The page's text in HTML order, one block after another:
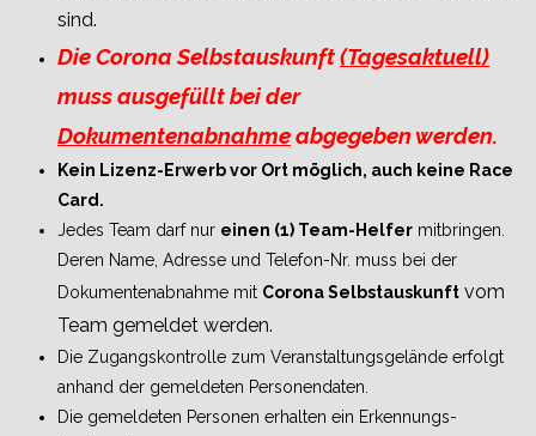
sind.
Die Corona Selbstauskunft(Tagesaktuell)
muss ausgefüllt bei der
Dokumentenabnahmeabgegeben werden.
Kein Lizenz-Erwerb vor Ort möglich, auch keine Race
Card.
Jedes Team darf nur einen (1) Team-Helfer mitbringen.
Deren Name, Adresse und Telefon-Nr. muss bei der
Dokumentenabnahme mit Corona Selbstauskunft vom
Team gemeldet werden.
Die Zugangskontrolle zum Veranstaltungsgelände erfolgt
anhand der gemeldeten Personendaten.
Die gemeldeten Personen erhalten ein Erkennungs-